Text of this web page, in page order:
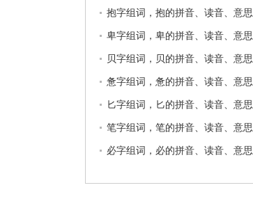
抱字组词，抱的拼音、读音、意思
卑字组词，卑的拼音、读音、意思
贝字组词，贝的拼音、读音、意思
惫字组词，惫的拼音、读音、意思
匕字组词，匕的拼音、读音、意思
笔字组词，笔的拼音、读音、意思
必字组词，必的拼音、读音、意思